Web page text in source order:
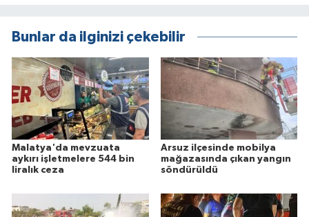
Bunlar da ilginizi çekebilir
Malatya'da mevzuata
aykırı işletmelere 544 bin
liralık ceza
Arsuz ilçesinde mobilya
mağazasında çıkan yangın
söndürüldü